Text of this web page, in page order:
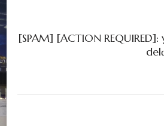
ナ
[SPAM] [ACTION